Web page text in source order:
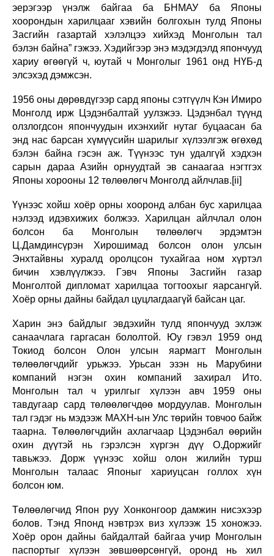
эерэгээр үнэлж байгаа ба БНМАУ ба Японы
хоорондын харилцааг хэвийн болгохын тулд Японы
Засгийн газартай хэлэлцээ хийхэд Монголын тал
бэлэн байна” гэжээ. Хэдийгээр энэ мэдэгдэлд япончууд
хариу өгөөгүй ч, юутай ч Монголыг 1961 онд НҮБ-д
элсэхэд дэмжсэн.
1956 оны дөрөвдүгээр сард японы сэтгүүлч Кэн Имиро
Монголд ирж Цэдэнбалтай уулзжээ. Цэдэнбал түүнд
олзлогдсон япончуудын ихэнхийг нутаг буцаасан ба
энд нас барсан хүмүүсийн шарилыг хүлээлгэж өгөхөд
бэлэн байна гэсэн аж. Түүнээс тун удалгүй хэдхэн
сарын дараа Азийн орнуудтай эв санаагаа нэгтгэх
Японы хорооны 12 төлөөлөгч Монголд айлчлав.[ii]
Үүнээс хойш хоёр орны хооронд албан бус харилцаа
нэлээд идэвхижих болжээ. Харилцан айлчлал олон
болсон ба Монголын төлөөлөгч эрдэмтэн
Ц.Дамдинсүрэн Хирошимад болсон олон улсын
Энхтайвны хуралд оролцсон тухайгаа ном хүртэл
бичин хэвлүүлжээ. Гэвч Японы Засгийн газар
Монголтой дипломат харилцаа тогтоохыг яарсангүй.
Хоёр орны дайны байдал цуцлагдаагүй байсан цаг.
Харин энэ байдлыг эвдэхийн тулд япончууд эхлэж
санаачлага гаргасан бололтой. Юу гэвэл 1959 онд
Токиод болсон Олон улсын яармагт Монголын
төлөөлөгчдийг урьжээ. Урьсан эзэн нь Марубини
компаний нэгэн охин компаний захирал Ито.
Монголын тал ч урилгыг хүлээн авч 1959 оны
тавдугаар сард төлөөлөгчдөө мордуулав. Монголын
тал гэдэг нь мэдээж МАХН-ын Улс төрийн товчоо байж
таарна. Төлөөлөгчдийн ахлагчаар Цэдэнбал өөрийн
охин дүүтэй нь гэрэлсэн хүргэн дүү О.Доржийг
тавьжээ. Дорж үүнээс хойш олон жилийн турш
Монголын талаас Японыг хариуцсан голлох хүн
болсон юм.
Төлөөлөгчид Япон руу Хонконгоор дамжин нисэхээр
болов. Тэнд Японд нэвтрэх виз хүлээж 15 хоножээ.
Хоёр орон дайны байдалтай байгаа учир Монголын
паспортыг хүлээн зөвшөөрсөнгүй, оронд нь хил